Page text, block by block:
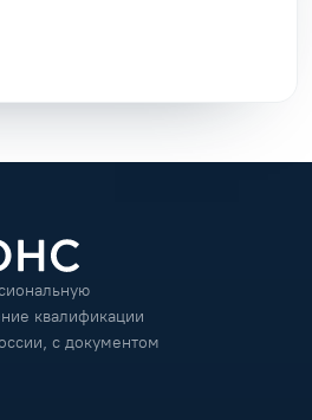
квалификации
с документом